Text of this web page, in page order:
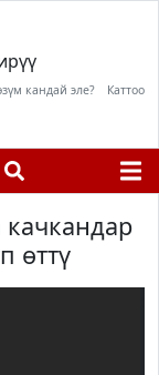
кандай эле? Каттоо
өттү